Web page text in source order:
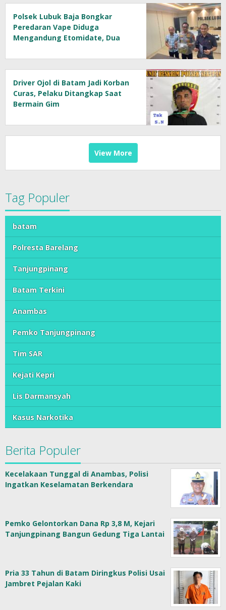
Polsek Lubuk Baja Bongkar
Peredaran Vape Diduga
Mengandung Etomidate, Dua
Driver Ojol di Batam Jadi Korban
Curas, Pelaku Ditangkap Saat
Bermain Gim
View More
Tag Populer
batam
Polresta Barelang
Tanjungpinang
Batam Terkini
Anambas
Pemko Tanjungpinang
Tim SAR
Kejati Kepri
Lis Darmansyah
Kasus Narkotika
Berita Populer
Kecelakaan Tunggal di Anambas, Polisi
Ingatkan Keselamatan Berkendara
Pemko Gelontorkan Dana Rp 3,8 M, Kejari
Tanjungpinang Bangun Gedung Tiga Lantai
Pria 33 Tahun di Batam Diringkus Polisi Usai
Jambret Pejalan Kaki